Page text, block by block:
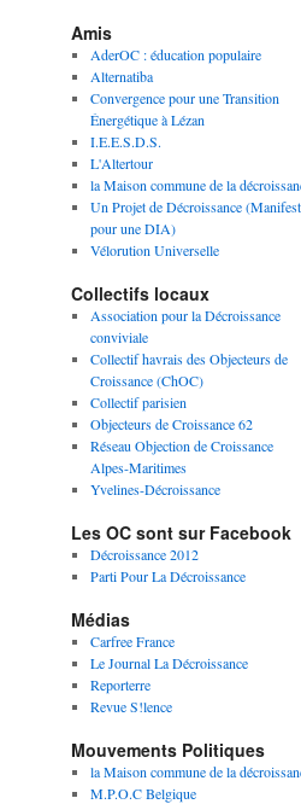
Amis
AderOC : éducation populaire
Alternatiba
Convergence pour une Transition
Énergétique à Lézan
I.E.E.S.D.S.
L'Altertour
la Maison commune de la
Un Projet de Décroissance
pour une DIA)
Vélorution Universelle
Collectifs locaux
Association pour la Décroissance
conviviale
Collectif havrais des Objecteurs de
Croissance (ChOC)
Collectif parisien
Objecteurs de Croissance 62
Réseau Objection de Croissance
Alpes-Maritimes
Yvelines-Décroissance
Les OC sont sur Facebook
Décroissance 2012
Parti Pour La Décroissance
Médias
Carfree France
Le Journal La Décroissance
Reporterre
Revue S!lence
Mouvements Politiques
la Maison commune de la
M.P.O.C Belgique